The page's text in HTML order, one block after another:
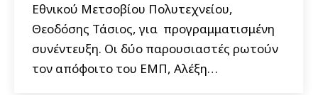
Εθνικού Μετσοβίου Πολυτεχνείου,
Θεοδόσης Τάσιος, για προγραμματισμένη
συνέντευξη. Οι δύο παρουσιαστές ρωτούν
τον απόφοιτο του ΕΜΠ, Αλέξη…